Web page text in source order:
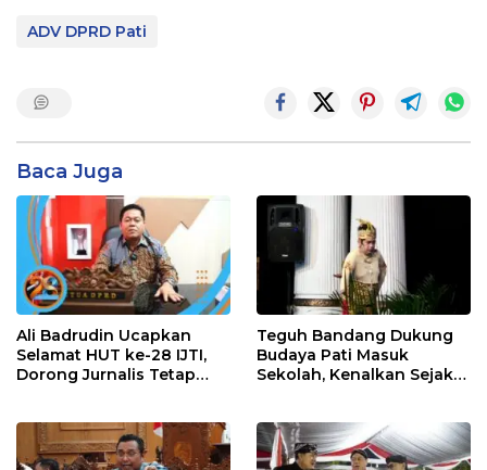
ADV DPRD Pati
Baca Juga
Ali Badrudin Ucapkan
Selamat HUT ke-28 IJTI,
Dorong Jurnalis Tetap
Teguh Bandang Dukung
Budaya Pati Masuk
Sekolah, Kenalkan Sejak